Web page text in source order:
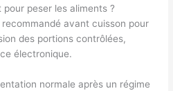
peser les aliments ?
avant cuisson pour
des portions contrôlées,
électronique.
normale après un régime